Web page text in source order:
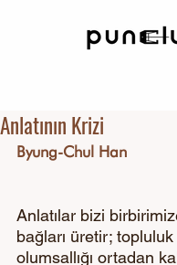
Anlatının Krizi
Byung-Chul Han
Anlatılar bizi
bağları üretir;
olumsallığı ortadan